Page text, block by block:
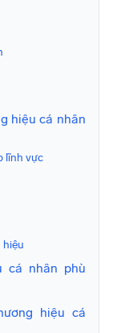
hiệu cá nhân
lĩnh vực
hiệu
cá nhân phù
hiệu cá